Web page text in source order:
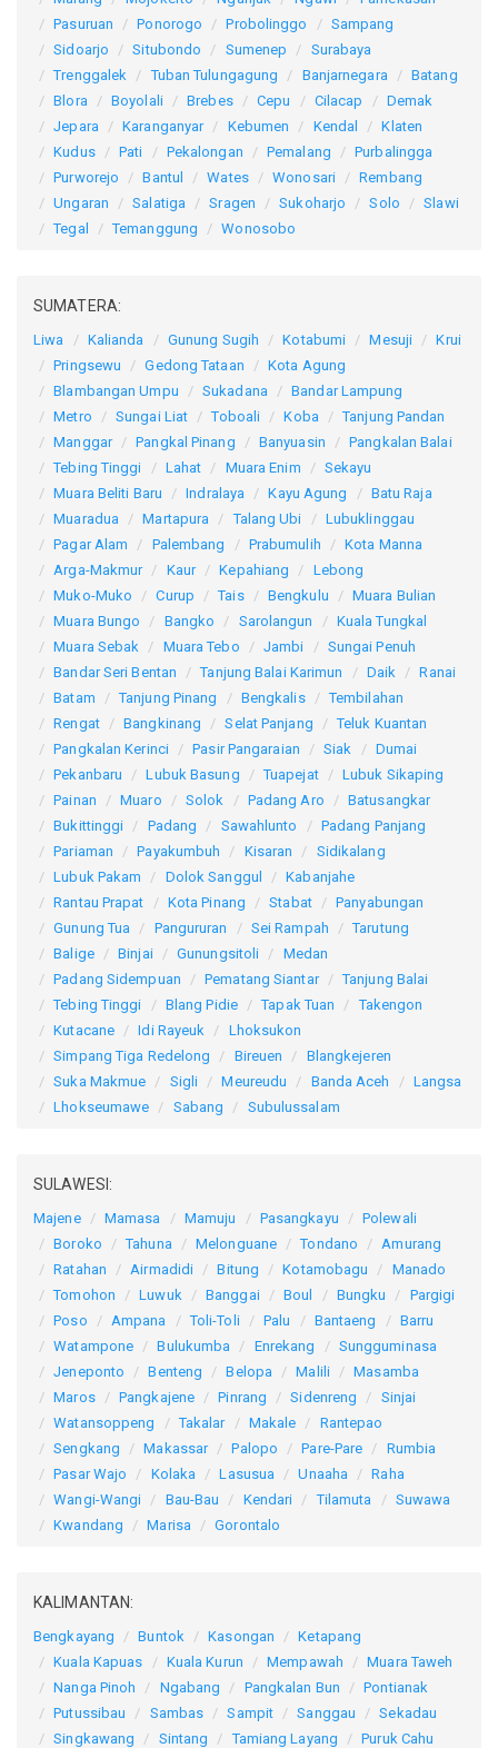
Pasuruan
Ponorogo Probolinggo
Sampang
Sidoarjo
Situbondo Sumenep
Surabaya
Trenggalek
Tuban Tulungagung Banjarnegara
Batang
Blora
Boyolali Brebes Cepu Cilacap
Demak
Jepara
Karanganyar Kebumen Kendal
Klaten
Kudus
Pati Pekalongan Pemalang
Purbalingga
Purworejo
Bantul Wates Wonosari
Rembang
Ungaran
Salatiga Sragen Sukoharjo Solo
Slawi
Tegal
Temanggung Wonosobo
SUMATERA:
Liwa Kalianda Gunung Sugih Kotabumi Mesuji
Krui
Pringsewu
Gedong Tataan
Kota Agung
Blambangan Umpu
Sukadana
Bandar Lampung
Metro
Sungai Liat Toboali Koba
Tanjung Pandan
Manggar
Pangkal Pinang Banyuasin
Pangkalan Balai
Tebing Tinggi
Lahat Muara Enim
Sekayu
Muara Beliti Baru
Indralaya Kayu Agung
Batu Raja
Muaradua
Martapura Talang Ubi
Lubuklinggau
Pagar Alam
Palembang Prabumulih
Kota Manna
Arga-Makmur
Kaur Kepahiang
Lebong
Muko-Muko
Curup Tais Bengkulu
Muara Bulian
Muara Bungo
Bangko Sarolangun
Kuala Tungkal
Muara Sebak
Muara Tebo Jambi
Sungai Penuh
Bandar Seri Bentan
Tanjung Balai Karimun Daik
Ranai
Batam
Tanjung Pinang Bengkalis
Tembilahan
Rengat
Bangkinang Selat Panjang
Teluk Kuantan
Pangkalan Kerinci
Pasir Pangaraian Siak
Dumai
Pekanbaru
Lubuk Basung Tuapejat
Lubuk Sikaping
Painan
Muaro Solok Padang Aro
Batusangkar
Bukittinggi
Padang Sawahlunto
Padang Panjang
Pariaman
Payakumbuh Kisaran
Sidikalang
Lubuk Pakam
Dolok Sanggul
Kabanjahe
Rantau Prapat
Kota Pinang Stabat
Panyabungan
Gunung Tua
Pangururan Sei Rampah
Tarutung
Balige
Binjai Gunungsitoli
Medan
Padang Sidempuan
Pematang Siantar
Tanjung Balai
Tebing Tinggi
Blang Pidie Tapak Tuan
Takengon
Kutacane
Idi Rayeuk
Lhoksukon
Simpang Tiga Redelong
Bireuen
Blangkejeren
Suka Makmue
Sigli Meureudu Banda Aceh
Langsa
Lhokseumawe
Sabang Subulussalam
SULAWESI:
Majene Mamasa Mamuju Pasangkayu
Polewali
Boroko
Tahuna Melonguane Tondano
Amurang
Ratahan
Airmadidi Bitung Kotamobagu
Manado
Tomohon
Luwuk Banggai Boul Bungku
Pargigi
Poso
Ampana Toli-Toli Palu Bantaeng
Barru
Watampone
Bulukumba Enrekang
Sungguminasa
Jeneponto
Benteng Belopa Malili
Masamba
Maros
Pangkajene Pinrang Sidenreng
Sinjai
Watansoppeng
Takalar Makale
Rantepao
Sengkang
Makassar Palopo Pare-Pare
Rumbia
Pasar Wajo
Kolaka Lasusua Unaaha
Raha
Wangi-Wangi
Bau-Bau Kendari Tilamuta
Suwawa
Kwandang
Marisa Gorontalo
KALIMANTAN:
Bengkayang Buntok Kasongan
Ketapang
Kuala Kapuas
Kuala Kurun Mempawah
Muara Taweh
Nanga Pinoh
Ngabang Pangkalan Bun
Pontianak
Putussibau
Sambas Sampit Sanggau
Sekadau
Singkawang
Sintang Tamiang Layang
Puruk Cahu